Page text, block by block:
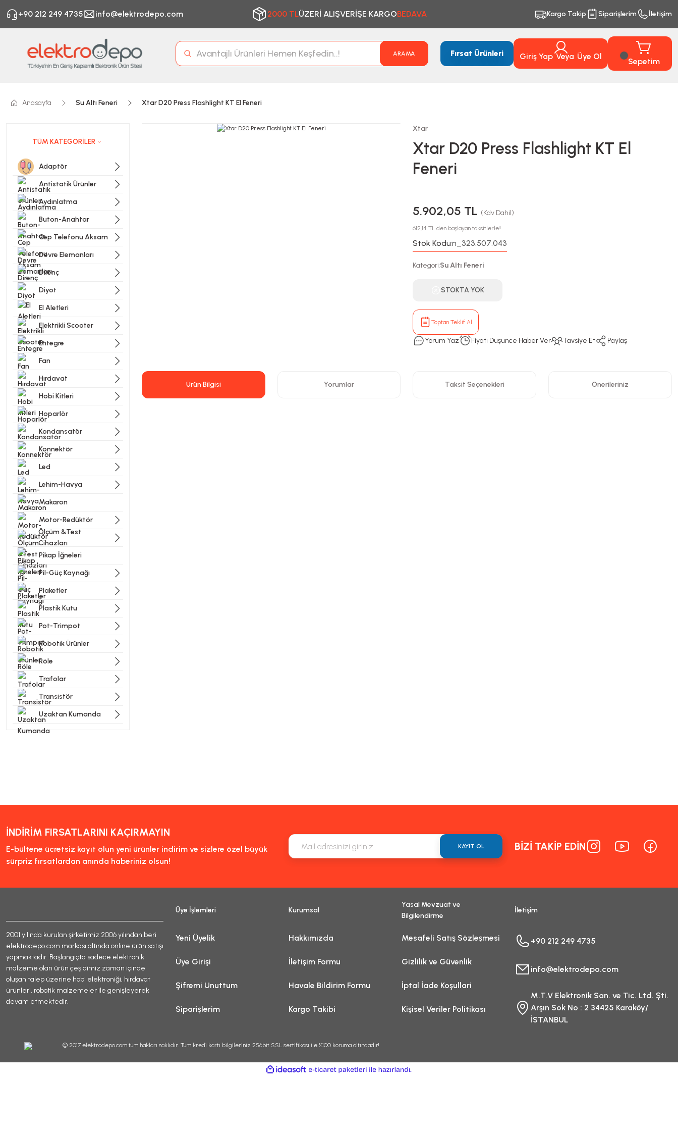
+90 212 249 4735 info@elektrodepo.com 2000 TLÜZERİ ALIŞVERİŞE KARGOBEDAVA Kargo Takip Siparişlerim İletişim
ARAMA Fırsat Ürünleri Giriş Yap Veya Üye Ol
Sepetim
Anasayfa Su Altı Feneri Xtar D20 Press Flashlight KT El Feneri
TÜM KATEGORİLER
Adaptör
Antistatik Ürünler
Aydınlatma
Buton-Anahtar
Cep Telefonu Aksam
Devre Elemanları
Direnç
Diyot
El Aletleri
Elektrikli Scooter
Entegre
Fan
Hırdavat
Hobi Kitleri
Hoparlör
Kondansatör
Konnektör
Led
Lehim-Havya
Makaron
Motor-Redüktör
Ölçüm &Test
Cihazları
Pikap İğneleri
Pil-Güç Kaynağı
Plaketler
Plastik Kutu
Pot-Trimpot
Robotik Ürünler
Röle
Trafolar
Transistör
Uzaktan Kumanda
Xtar
Xtar D20 Press Flashlight KT El
Feneri
5.902,05 TL (Kdv Dahil)
612,14 TL den başlayan taksitlerle!!
Stok Kodu:n_323.507.043
Kategori:Su Altı Feneri
STOKTA YOK
Toptan Teklif Al
Yorum Yaz Fiyatı Düşünce Haber Ver Tavsiye Et Paylaş
Ürün Bilgisi Yorumlar Taksit Seçenekleri Önerileriniz
İNDİRİM FIRSATLARINI KAÇIRMAYIN
E-bültene ücretsiz kayıt olun yeni ürünler indirim ve sizlere özel büyük
sürpriz fırsatlardan anında haberiniz olsun!
KAYIT OL BİZİ TAKİP EDİN
2001 yılında kurulan şirketimiz 2006 yılından beri
elektrodepo.com markası altında online ürün satışı
yapmaktadır. Başlangıçta sadece elektronik
malzeme olan ürün çeşidimiz zaman içinde
oluşan talep üzerine hobi elektroniği, hırdavat
ürünleri, robotik malzemeler ile genişleyerek
devam etmektedir.
Üye İşlemleri
Yeni Üyelik
Üye Girişi
Şifremi Unuttum
Siparişlerim
Kurumsal
Hakkımızda
İletişim Formu
Havale Bildirim Formu
Kargo Takibi
Yasal Mevzuat ve
Bilgilendirme
Mesafeli Satış Sözleşmesi
Gizlilik ve Güvenlik
İptal İade Koşullari
Kişisel Veriler Politikası
İletişim
+90 212 249 4735
info@elektrodepo.com
M.T.V Elektronik San. ve Tic. Ltd. Şti.
Arşın Sok No : 2 34425 Karaköy/
İSTANBUL
© 2017 elektrodepo.com tüm hakları saklıdır. Tüm kredi kartı bilgileriniz 256bit SSL sertifikası ile %100 koruma altındadır!
ideasoft
e-